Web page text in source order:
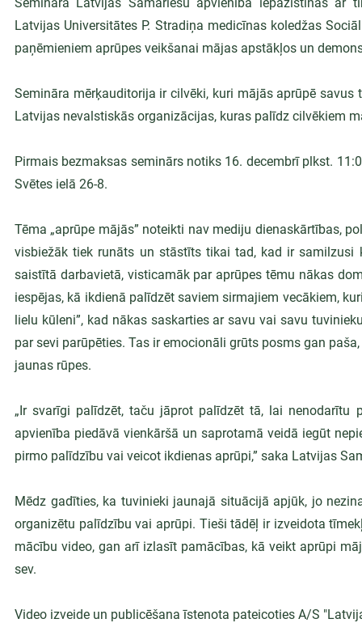
Latvijas Universitātes P. Stradiņa medicīnas koledžas
paņēmieniem aprūpes veikšanai mājas apstākļos un
Semināra mērķauditorija ir cilvēki, kuri mājās aprūpē
Latvijas nevalstiskās organizācijas, kuras palīdz cilvēkiem
Pirmais bezmaksas seminārs notiks 16. decembrī plkst.
Svētes ielā 26-8.
Tēma „aprūpe mājās” noteikti nav mediju dienaskārtības,
visbiežāk tiek runāts un stāstīts tikai tad, kad ir samilzusi
saistītā darbavietā, visticamāk par aprūpes tēmu nākas
iespējas, kā ikdienā palīdzēt saviem sirmajiem vecākiem,
lielu kūleni”, kad nākas saskarties ar savu vai savu
par sevi parūpēties. Tas ir emocionāli grūts posms gan
jaunas rūpes.
„Ir svarīgi palīdzēt, taču jāprot palīdzēt tā, lai nenodarītu
apvienība piedāvā vienkāršā un saprotamā veidā iegūt
pirmo palīdzību vai veicot ikdienas aprūpi,” saka Latvijas
Mēdz gadīties, ka tuvinieki jaunajā situācijā apjūk, jo
organizētu palīdzību vai aprūpi. Tieši tādēļ ir izveidota
mācību video, gan arī izlasīt pamācības, kā veikt aprūpi
sev.
Video izveide un publicēšana īstenota pateicoties A/S